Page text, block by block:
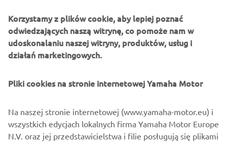
O FIRMIE
DLA BIZNESU
NEWSLETTER
Korzystamy z plików cookie, aby lepiej poznać
odwiedzających naszą witrynę, co pomoże nam w
udoskonalaniu naszej witryny, produktów, usług i
działań marketingowych.
Pliki cookies na stronie internetowej Yamaha Motor
Na naszej stronie internetowej (www.yamaha-motor.eu) i
wszystkich edycjach lokalnych firma Yamaha Motor Europe
N.V. oraz jej przedstawicielstwa i filie posługują się plikami